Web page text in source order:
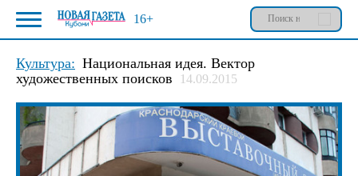
Культура: Национальная идея. Вектор
художественных поисков
14.09.2015
16+